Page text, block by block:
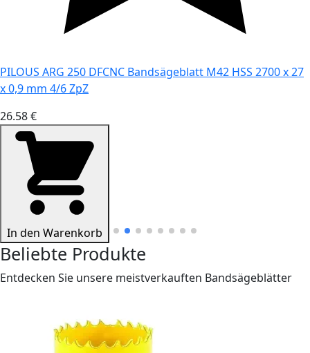
PILOUS ARG 250 DFCNC Bandsägeblatt M42 HSS 2700 x 27
x 0,9 mm 4/6 ZpZ
26.58 €
In den Warenkorb
Beliebte Produkte
Entdecken Sie unsere meistverkauften Bandsägeblätter